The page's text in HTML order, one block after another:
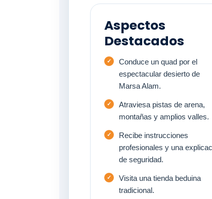
Aspectos
Destacados
Conduce un quad por el
espectacular desierto de
Marsa Alam.
Atraviesa pistas de arena,
montañas y amplios valles.
Recibe instrucciones
profesionales y una
de seguridad.
Visita una tienda beduina
tradicional.